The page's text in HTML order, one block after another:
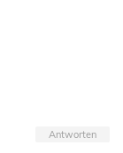
Antworten